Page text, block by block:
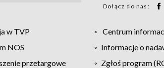
Dołącz do nas:
w TVP Centrum
NOS Informacje o
przetargowe Zgłoś program